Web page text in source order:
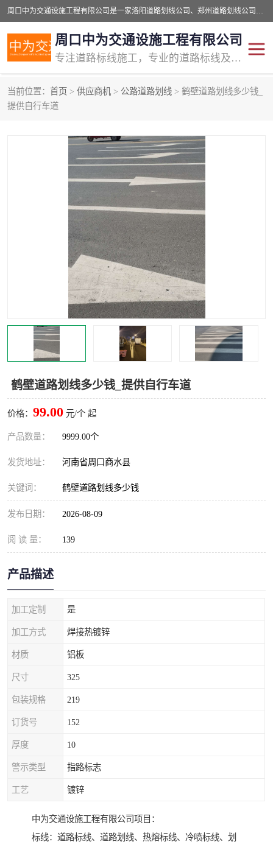
周口中为交通设施工程有限公司是一家洛阳道路划线公司、郑州道路划线公司、平顶山道路车位划线公司、开封车位划线公司、许昌道路车位划线公司、漯河道路车位划线公司，公司始终坚持“诚信、匠心、专注”的宗旨；我们的经营理念是：的服务。
周口中为交通设施工程有限公司
专注道路标线施工，专业的道路标线及交通设施施工服务商!
当前位置： 首页 > 供应商机 > 公路道路划线 > 鹤壁道路划线多少钱_
提供自行车道
鹤壁道路划线多少钱_提供自行车道
价格： 99.00 元/个 起
产品数量： 9999.00个
发货地址： 河南省周口商水县
关键词： 鹤壁道路划线多少钱
发布日期： 2026-08-09
阅 读 量： 139
产品描述
加工定制 是
加工方式 焊接热镀锌
材质 铝板
尺寸 325
包装规格 219
订货号 152
厚度 10
警示类型 指路标志
工艺 镀锌
中为交通设施工程有限公司项目：
标线：道路标线、道路划线、热熔标线、冷喷标线、划
交通道路标线
道路标线划线 马路标线
道路划线